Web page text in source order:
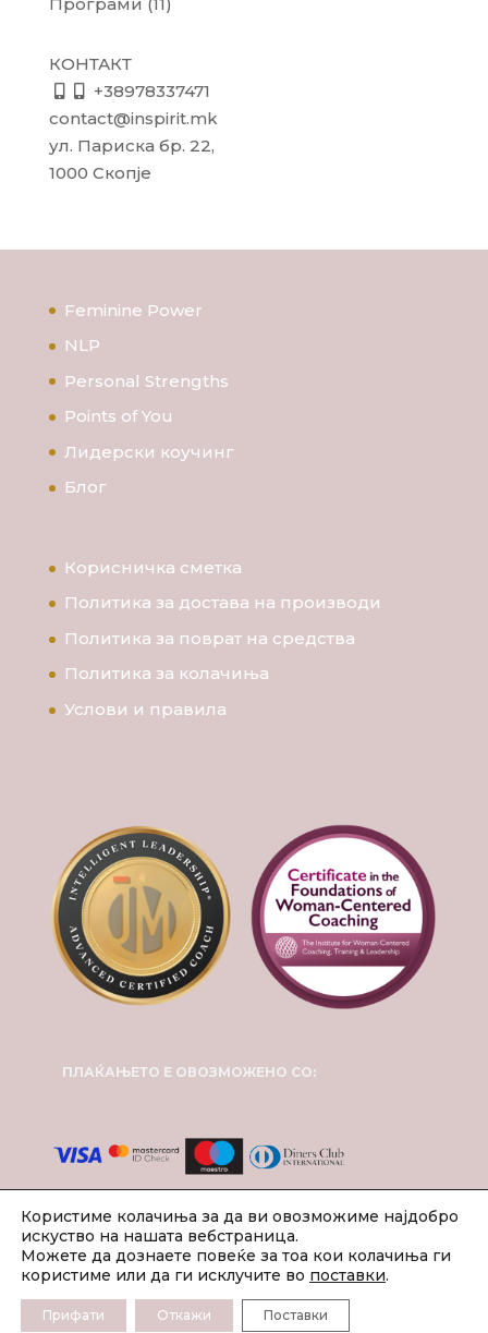
КОНТАКТ
+38978337471
contact@inspirit.mk
ул. Париска бр. 22,
1000 Скопје
Feminine Power
NLP
Personal Strengths
Points of You
Лидерски коучинг
Блог
Корисничка сметка
Политика за достава на производи
Политика за поврат на средства
Политика за колачиња
Услови и правила
ПЛАЌАЊЕТО Е ОВОЗМОЖЕНО СО:
2024 © Инспирит Коучинг
Користиме колачиња за да ви овозможиме најдобро
искуство на нашата вебстраница.
Можете да дознаете повеќе за тоа кои колачиња ги
користиме или да ги исклучите во поставки.
Прифати Откажи Поставки